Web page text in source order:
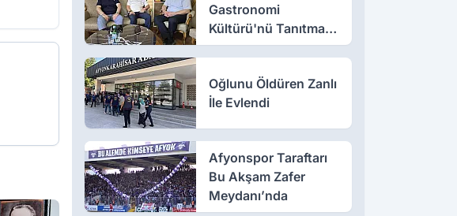
Gastronomi
Kültürü'nü Tanıtmak
İçin Çalışıyor
Oğlunu Öldüren Zanlı
İle Evlendi
Afyonspor Taraftarı
Bu Akşam Zafer
Meydanı’nda